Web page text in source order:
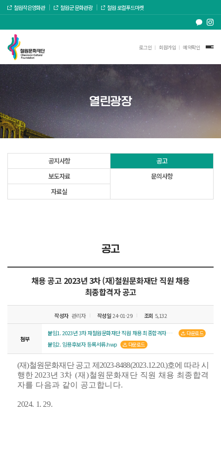
철원작은영화관 철원군 문화관광 철원 로컬푸드마켓
로그인 회원가입 예약확인
열린광장
공지사항
공고
보도자료
문의사항
자료실
공고
채용 공고 2023년 3차 (재)철원문화재단 직원 채용
최종합격자 공고
작성자 관리자 작성일24-01-29 조회 5,132
첨부
붙임1. 2023년 3차 재철원문화재단 직원 채용 최종합격자 공고.pdf 다운로드
붙임2. 임용후보자 등록서류.hwp 다운로드
(재)철원문화재단 공고 제 2023-8488(2023.12.20.)호에 따라 시
행한 2023년 3차 (재 )철원문화재단 직원 채용 최종합격
자를 다음과 같이 공고합니다.
2024. 1. 29.